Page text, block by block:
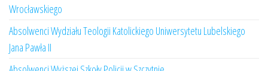
Wrocławskiego
Absolwenci Wydziału Teologii Katolickiego Uniwersytetu Lubelskiego
Jana Pawła II